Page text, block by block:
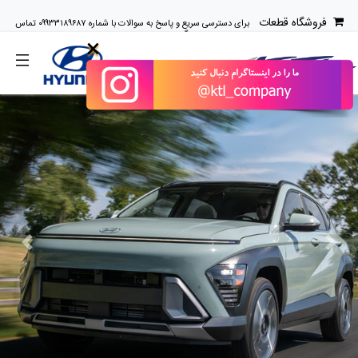
فروشگاه قطعات برای دسترسی سریع و پاسخ به سوالات با شماره ۰۹۹۳۳۱۸۹۶۸۷ تماس
بگیرید. ×